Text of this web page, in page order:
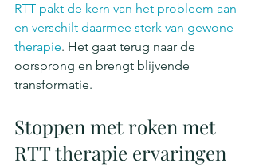
RTT pakt de kern van het probleem aan
en verschilt daarmee sterk van gewone
therapie. Het gaat terug naar de
oorsprong en brengt blijvende
transformatie.
Stoppen met roken met
RTT therapie ervaringen